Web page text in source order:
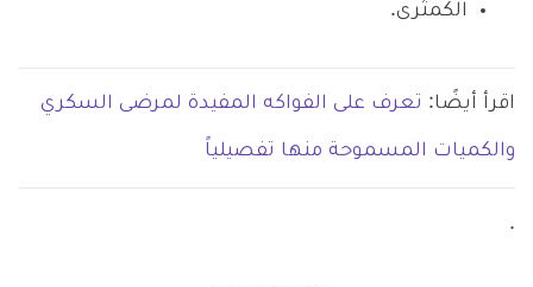
الكمثرى.
اقرأ أيضًا: تعرف على الفواكه المفيدة لمرضى السكري
والكميات المسموحة منها تفصيلياً
.